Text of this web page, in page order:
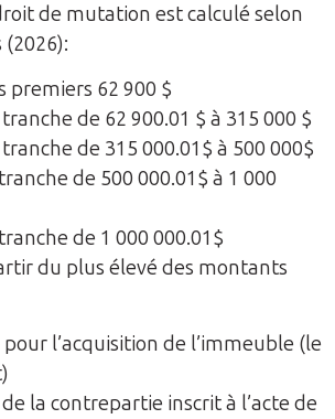
de mutation est calculé selon
premiers 62 900 $
de 62 900.01 $ à 315 000 $
de 315 000.01$ à 500 000$
de 500 000.01$ à 1 000
de 1 000 000.01$
du plus élevé des montants
l’acquisition de l’immeuble (le
la contrepartie inscrit à l’acte de